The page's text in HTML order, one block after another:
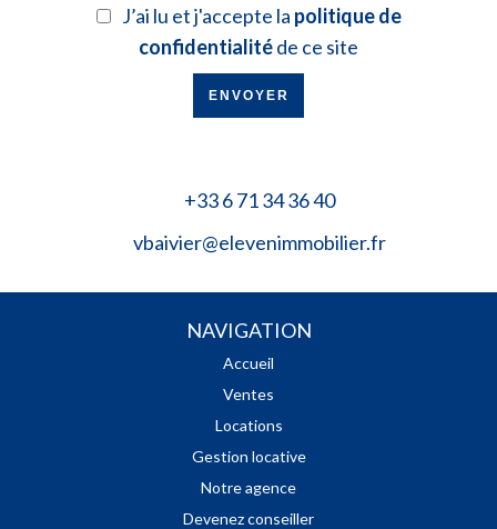
J’ai lu et j'accepte la politique de
confidentialitéde ce site
ENVOYER
+33 6 71 34 36 40
vbaivier@elevenimmobilier.fr
NAVIGATION
Accueil
Ventes
Locations
Gestion locative
Notre agence
Devenez conseiller